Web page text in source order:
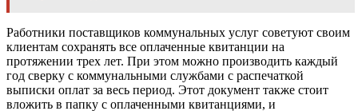
Работники поставщиков коммунальных услуг советуют своим
клиентам сохранять все оплаченные квитанции на
протяжении трех лет. При этом можно производить каждый
год сверку с коммунальными службами с распечаткой
выписки оплат за весь период. Этот документ также стоит
вложить в папку с оплаченными квитанциями, и